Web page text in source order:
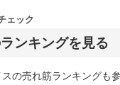
ンキングを見る
ェック
の売れ筋ランキングも